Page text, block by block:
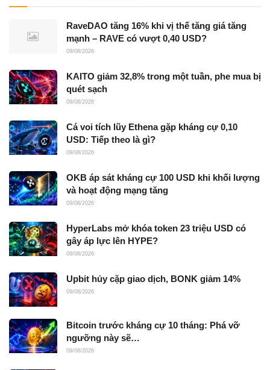
RaveDAO tăng 16% khi vị thế tăng giá tăng
mạnh – RAVE có vượt 0,40 USD?
09/08/2026
KAITO giảm 32,8% trong một tuần, phe mua bị
quét sạch
09/08/2026
Cá voi tích lũy Ethena gặp kháng cự 0,10
USD: Tiếp theo là gì?
09/08/2026
OKB áp sát kháng cự 100 USD khi khối lượng
và hoạt động mạng tăng
09/08/2026
HyperLabs mở khóa token 23 triệu USD có
gây áp lực lên HYPE?
09/08/2026
Upbit hủy cặp giao dịch, BONK giảm 14%
09/08/2026
Bitcoin trước kháng cự 10 tháng: Phá vỡ
ngưỡng này sẽ…
09/08/2026